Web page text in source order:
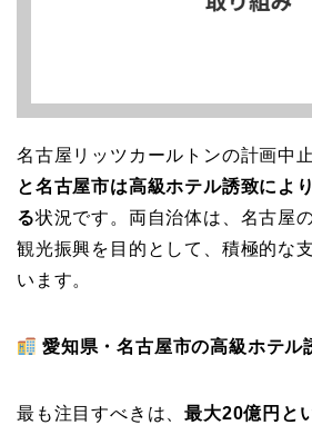
名古屋リッツカールトンの計画中
と名古屋市は高級ホテル誘致によ
る状況です。両自治体は、名古屋
観光振興を目的として、積極的な
います。
愛知県・名古屋市の高級ホテル
最も注目すべきは、最大20億円と